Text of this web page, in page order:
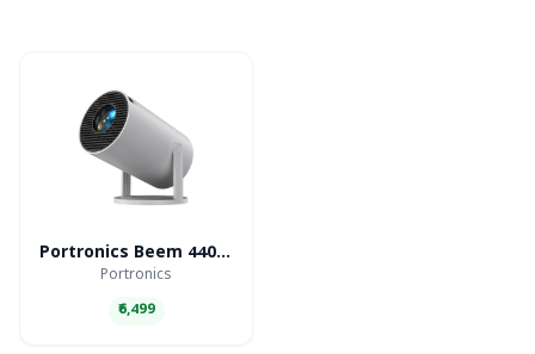
Portronics Beem 440 Smart LED Projector
Portronics
₹6,499